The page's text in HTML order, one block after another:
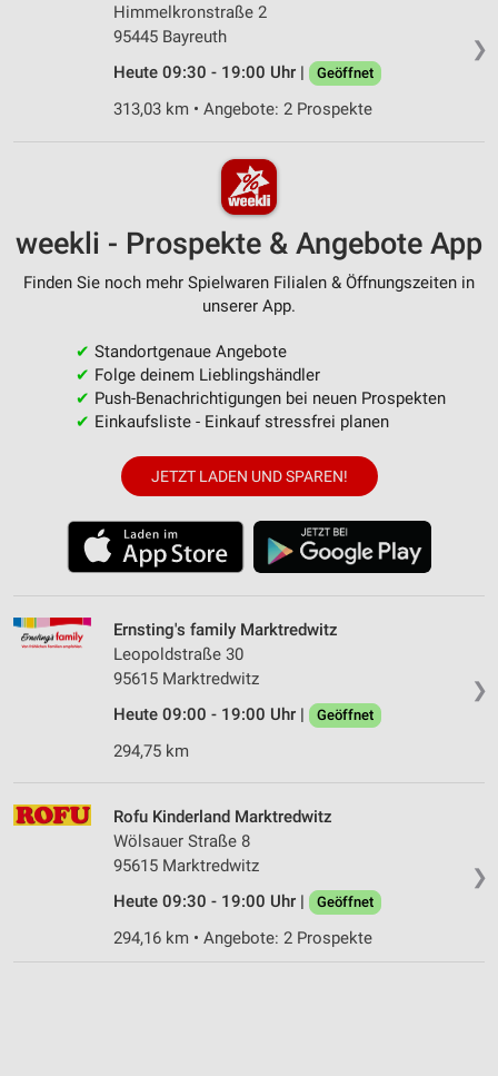
❯
Himmelkronstraße 2
95445 Bayreuth
Heute 09:30 - 19:00 Uhr |
Geöffnet
313,03 km • Angebote: 2 Prospekte
weekli - Prospekte & Angebote App
Finden Sie noch mehr Spielwaren Filialen & Öffnungszeiten in
unserer App.
✔ Standortgenaue Angebote
✔ Folge deinem Lieblingshändler
✔ Push-Benachrichtigungen bei neuen Prospekten
✔ Einkaufsliste - Einkauf stressfrei planen
JETZT LADEN UND SPAREN!
❯
Ernsting's family Marktredwitz
Leopoldstraße 30
95615 Marktredwitz
Heute 09:00 - 19:00 Uhr |
Geöffnet
294,75 km
❯
Rofu Kinderland Marktredwitz
Wölsauer Straße 8
95615 Marktredwitz
Heute 09:30 - 19:00 Uhr |
Geöffnet
294,16 km • Angebote: 2 Prospekte